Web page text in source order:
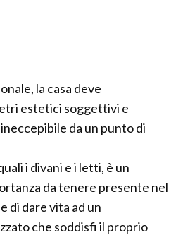
la casa deve
estetici soggettivi e
da un punto di
i divani e i letti, è un
da tenere presente nel
di dare vita ad un
che soddisfi il proprio